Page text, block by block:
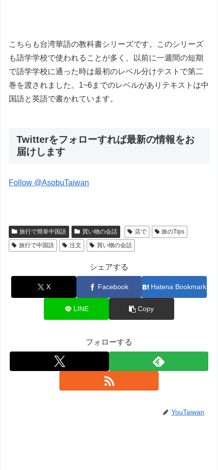
こちらも台湾華語の教科書シリーズです。このシリーズ
も語学学校で使われることが多く、以前に一週間の短期
で語学学校に通った時は最初のレベル分けテストで第二
巻を渡されました。1~6までのレベルがありテキストは中
国語と英語で書かれています。
Twitterをフォローすれば最新の情報をお
届けします
Follow @AsobuTaiwan
旅行で簡単中国語 買い物の会話 店で
旅のTips
旅行で中国語
注文 買い物の会話
シェアする
X Facebook Hatena Bookmark
LINE Copy
フォローする
YouTaiwan